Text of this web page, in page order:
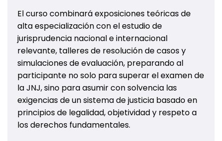
El curso combinará exposiciones teóricas de
alta especialización con el estudio de
jurisprudencia nacional e internacional
relevante, talleres de resolución de casos y
simulaciones de evaluación, preparando al
participante no solo para superar el examen de
la JNJ, sino para asumir con solvencia las
exigencias de un sistema de justicia basado en
principios de legalidad, objetividad y respeto a
los derechos fundamentales.